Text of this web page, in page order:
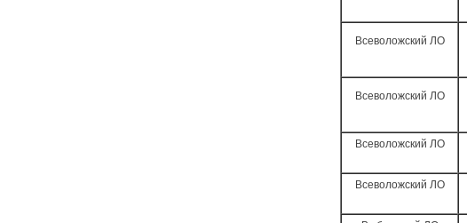
Всеволожский ЛО
Всеволожский ЛО
Всеволожский ЛО
Всеволожский ЛО